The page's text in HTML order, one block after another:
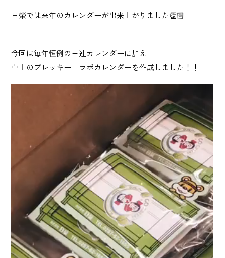
Story
News
Privacy Policy
プライバシーポリシー
Contact
お問い合わせ
日榮では来年のカレンダーが出来上がりました👏🏻
今回は毎年恒例の三連カレンダーに加え
卓上のブレッキーコラボカレンダーを作成しました！！